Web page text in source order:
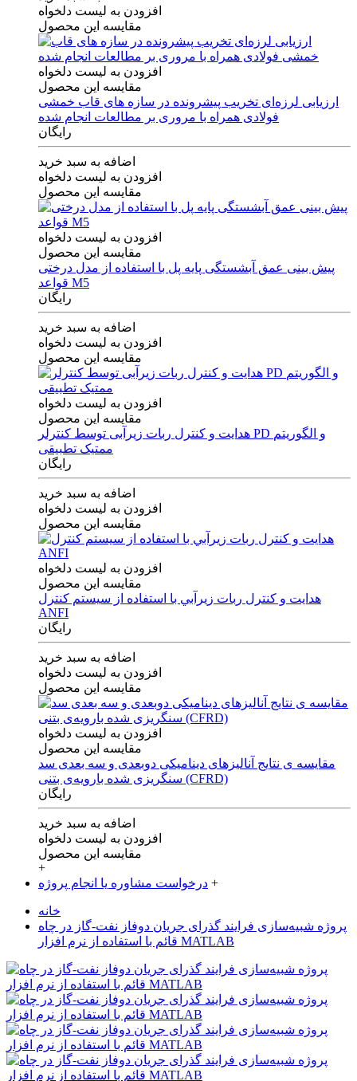
افزودن به لیست دلخواه
مقایسه این محصول
افزودن به لیست دلخواه
مقایسه این محصول
ارزیابی لرزه‌ای تخریب پیشرونده در سازه های قاب خمشی
فولادی همراه با مروری بر مطالعات انجام شده
رایگان
اضافه به سبد خرید
افزودن به لیست دلخواه
مقایسه این محصول
افزودن به لیست دلخواه
مقایسه این محصول
پیش بینی عمق آبشستگی پایه پل با استفاده از مدل درختی
قواعد M5
رایگان
اضافه به سبد خرید
افزودن به لیست دلخواه
مقایسه این محصول
افزودن به لیست دلخواه
مقایسه این محصول
هدایت و کنترل ربات زیرآبی توسط کنترلر PD و الگوریتم
ممتیک تطبیقی
رایگان
اضافه به سبد خرید
افزودن به لیست دلخواه
مقایسه این محصول
افزودن به لیست دلخواه
مقایسه این محصول
هدايت و كنترل ربات زيرآبي با استفاده از سيستم كنترل
ANFI
رایگان
اضافه به سبد خرید
افزودن به لیست دلخواه
مقایسه این محصول
افزودن به لیست دلخواه
مقایسه این محصول
مقایسه ی‌ نتایج آنالیزهای‌ دینامیکی‌ دوبعدی‌ و‌ سه بعدی‌ سد
سنگریزی‌ شده با‌رویه‌ی‌ بتنی‌ (CFRD)
رایگان
اضافه به سبد خرید
افزودن به لیست دلخواه
مقایسه این محصول
+
درخواست مشاوره یا انجام پروژه +
خانه
پروژه شبیه‌سازی فرایند گذرای جریان دوفاز نفت-گاز در چاه
قائم با استفاده از نرم افزار MATLAB